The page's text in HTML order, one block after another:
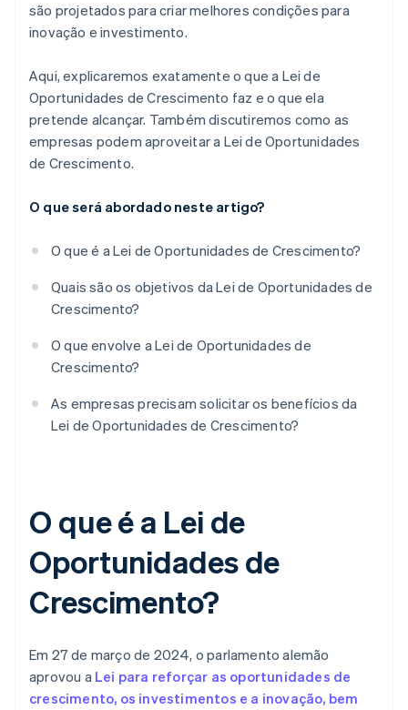
Sem risco de responsabilidade com o método um
quinto
Maior carga de perda
Suporte para veículos elétricos
Financiamento estendido para pesquisa
são projetados para criar melhores condições para
inovação e investimento.
Aqui, explicaremos exatamente o que a Lei de
Oportunidades de Crescimento faz e o que ela
pretende alcançar. Também discutiremos como as
empresas podem aproveitar a Lei de Oportunidades
de Crescimento.
O que será abordado neste artigo?
O que é a Lei de Oportunidades de Crescimento?
Quais são os objetivos da Lei de Oportunidades de
Crescimento?
O que envolve a Lei de Oportunidades de
Crescimento?
As empresas precisam solicitar os benefícios da
Lei de Oportunidades de Crescimento?
O que é a Lei de
Oportunidades de
Crescimento?
Em 27 de março de 2024, o parlamento alemão
aprovou a Lei para reforçar as oportunidades de
crescimento, os investimentos e a inovação, bem